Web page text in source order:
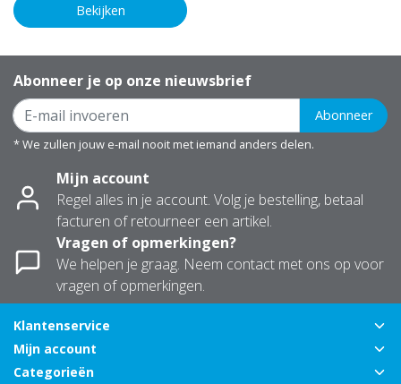
Bekijken
Abonneer je op onze nieuwsbrief
Abonneer
* We zullen jouw e-mail nooit met iemand anders delen.
Mijn account
Regel alles in je account. Volg je bestelling, betaal
facturen of retourneer een artikel.
Vragen of opmerkingen?
We helpen je graag. Neem contact met ons op voor
vragen of opmerkingen.
Klantenservice
Mijn account
Categorieën